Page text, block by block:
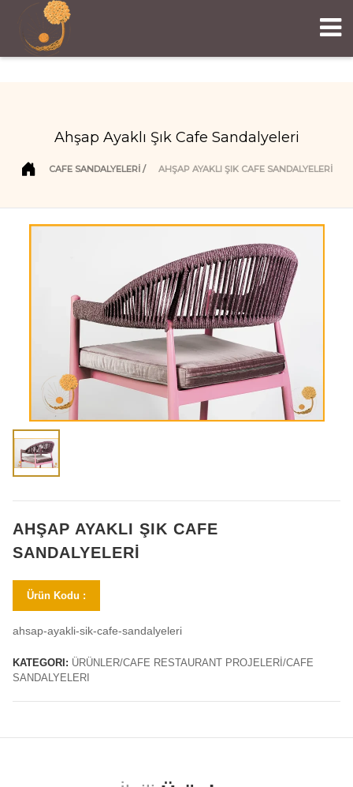
Ahşap Ayaklı Şık Cafe Sandalyeleri
CAFE SANDALYELERI AHŞAP AYAKLI ŞIK CAFE SANDALYELERI
AHŞAP AYAKLI ŞIK CAFE
SANDALYELERI
Ürün Kodu :
ahsap-ayakli-sik-cafe-sandalyeleri
KATEGORI: ÜRÜNLER/CAFE RESTAURANT PROJELERİ/CAFE
SANDALYELERI